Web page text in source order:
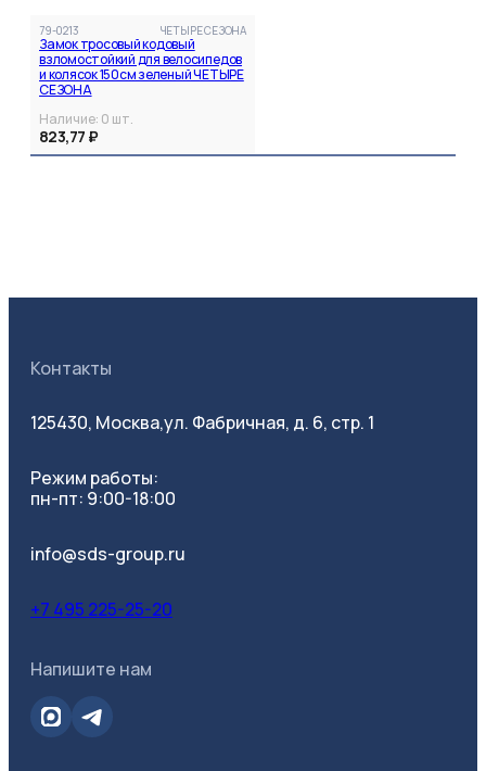
79-0213 ЧЕТЫРЕ СЕЗОНА
Замок тросовый кодовый
взломостойкий для велосипедов
и колясок 150см зеленый ЧЕТЫРЕ
СЕЗОНА
Наличие: 0 шт.
823,77 ₽
Контакты
125430, Москва,ул. Фабричная, д. 6, стр. 1
Режим работы:
пн-пт: 9:00-18:00
info@sds-group.ru
+7 495 225-25-20
Напишите нам